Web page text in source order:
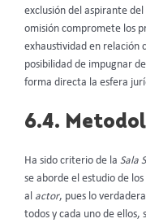
exclusión del aspirante
omisión compromete los
exhaustividad en relación
posibilidad de impugnar
forma directa la esfera
6.4.
Ha sido criterio de la Sala
se aborde el estudio de
al actor, pues lo
todos y cada uno de ellos,